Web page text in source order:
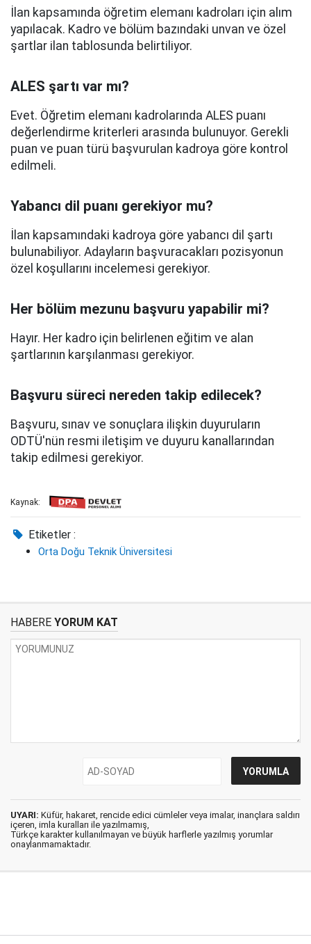
İlan kapsamında öğretim elemanı kadroları için alım
yapılacak. Kadro ve bölüm bazındaki unvan ve özel
şartlar ilan tablosunda belirtiliyor.
ALES şartı var mı?
Evet. Öğretim elemanı kadrolarında ALES puanı
değerlendirme kriterleri arasında bulunuyor. Gerekli
puan ve puan türü başvurulan kadroya göre kontrol
edilmeli.
Yabancı dil puanı gerekiyor mu?
İlan kapsamındaki kadroya göre yabancı dil şartı
bulunabiliyor. Adayların başvuracakları pozisyonun
özel koşullarını incelemesi gerekiyor.
Her bölüm mezunu başvuru yapabilir mi?
Hayır. Her kadro için belirlenen eğitim ve alan
şartlarının karşılanması gerekiyor.
Başvuru süreci nereden takip edilecek?
Başvuru, sınav ve sonuçlara ilişkin duyuruların
ODTÜ'nün resmi iletişim ve duyuru kanallarından
takip edilmesi gerekiyor.
Kaynak:
Etiketler :
Orta Doğu Teknik Üniversitesi
HABERE YORUM KAT
UYARI: Küfür, hakaret, rencide edici cümleler veya imalar, inançlara saldırı
içeren, imla kuralları ile yazılmamış,
Türkçe karakter kullanılmayan ve büyük harflerle yazılmış yorumlar
onaylanmamaktadır.